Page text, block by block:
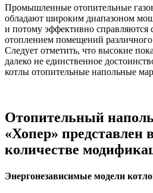
Промышленные отопительные
обладают широким диапазоном
и потому эффективно справляются
отоплением помещений
Следует отметить, что высокие
далеко не единственное
котлы отопительные напольные
Отопительный
«Хопер» представлен
количестве
Энергонезависимые модели